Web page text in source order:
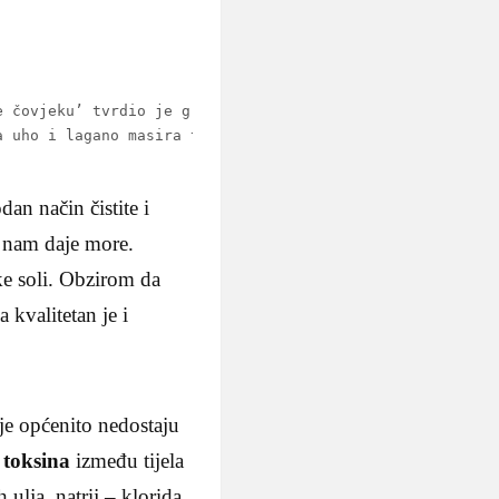
čovjeku’ tvrdio je grčki pjesnik
uho i lagano masira tijelo
način čistite i
daje more.
soli. Obzirom da
kvalitetan je i
općenito nedostaju
između tijela